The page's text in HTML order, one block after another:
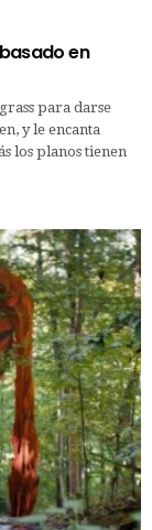
en
para darse
y le encanta
los planos tienen